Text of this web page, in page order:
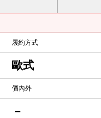
履約方式
歐式
價內外
－